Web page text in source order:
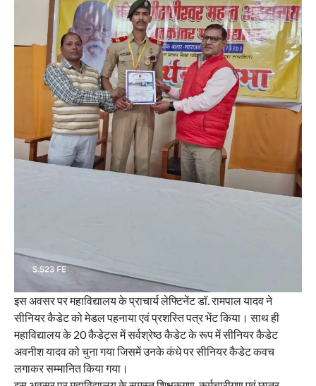
इस अवसर पर महाविद्यालय के प्राचार्य लेफ्टिनेंट डॉ. रामपाल यादव ने
सीनियर कैडेट को मेडल पहनाया एवं प्रशस्ति पत्र भेंट किया। साथ ही
महाविद्यालय के 20 कैडेट्स में सर्वश्रेष्ठ कैडेट के रूप में सीनियर कैडेट
अवनीश यादव को चुना गया जिसमें उनके कंधे पर सीनियर कैडेट कवच
लगाकर सम्मानित किया गया।